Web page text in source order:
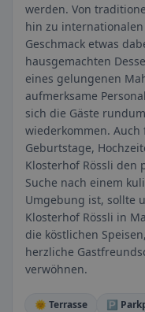
werden. Von
hin zu
Geschmack etwas
hausgemachten
eines gelungenen
aufmerksame
sich die Gäste
wiederkommen. Auch
Geburtstage,
Klosterhof Rössli den
Suche nach einem
Umgebung ist, sollte
Klosterhof Rössli in
die köstlichen
herzliche
verwöhnen.
🌞 Terrasse 🅿️